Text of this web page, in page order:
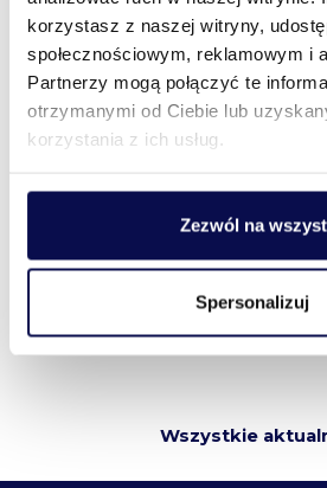
korzystasz z naszej witryny,
społecznościowym, reklamowym i
Partnerzy mogą połączyć te
otrzymanymi od Ciebie lub
korzystania z ich usług.
Zezwól na
Spersonalizuj
Wszystkie